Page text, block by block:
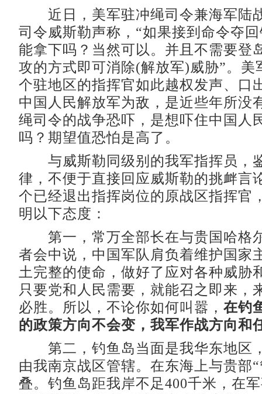
近日，美军驻冲绳司令兼海军陆
司令威斯勒声称，“如果接到命令夺
能拿下吗？当然可以。并且不需要登
攻的方式即可消除(解放军)威胁”。美
个驻地区的指挥官如此越权发声、口
中国人民解放军为敌，是近些年所没
绳司令的战争恐吓，是想吓住中国人
吗？期望值恐怕是高了。
与威斯勒同级别的我军指挥员，
律，不便于直接回应威斯勒的挑衅言
个已经退出指挥岗位的原战区指挥官
明以下态度：
第一，常万全部长在与贵国哈格
者会中说，中国军队肩负着维护国家
土完整的使命，做好了应对各种威胁
只要党和人民需要，就能召之即来，
必胜。所以，不论你如何叫嚣， 在钓
的政策方向不会变，我军作战方向和
第二，钓鱼岛当面是我华东地区
由我南京战区管辖。在东海上与贵部
叠。钓鱼岛距我岸不足400千米，在